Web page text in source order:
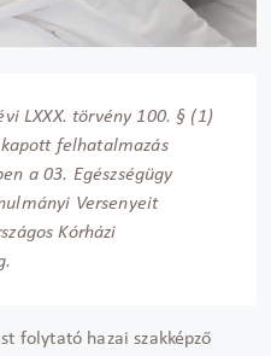
LXXX. törvény 100. § (1)
felhatalmazás
a 03. Egészségügy
Versenyeit
Kórházi
folytató hazai szakképző